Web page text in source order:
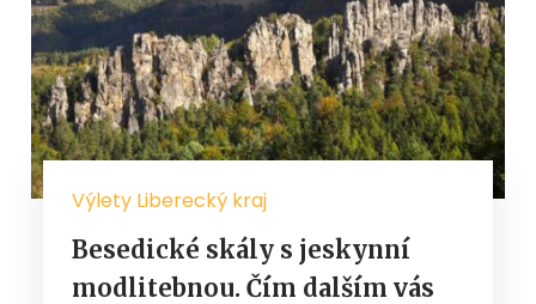
Výlety Liberecký kraj
Besedické skály s jeskynní
modlitebnou. Čím dalším vás